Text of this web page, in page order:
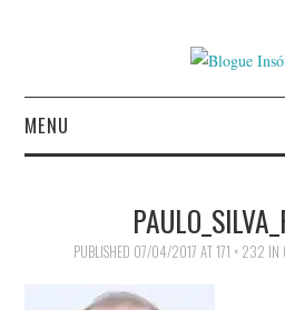
MENU
CONTACTO
PUBLISHED 07/04/2017 AT171 × 232 IN